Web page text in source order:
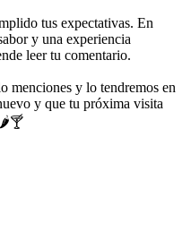
tus expectativas. En
y una experiencia
leer tu comentario.
menciones y lo tendremos en
y que tu próxima visita
🌶️🍸